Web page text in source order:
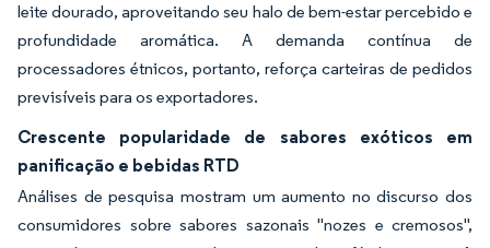
leite dourado, aproveitando seu halo de bem-estar percebido e
profundidade aromática. A demanda contínua de
processadores étnicos, portanto, reforça carteiras de pedidos
previsíveis para os exportadores.
Crescente popularidade de sabores exóticos em
panificação e bebidas RTD
Análises de pesquisa mostram um aumento no discurso dos
consumidores sobre sabores sazonais "nozes e cremosos",